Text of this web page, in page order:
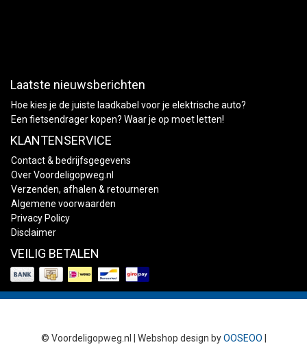
Laatste nieuwsberichten
Hoe kies je de juiste laadkabel voor je elektrische auto?
Een fietsendrager kopen? Waar je op moet letten!
KLANTENSERVICE
Contact & bedrijfsgegevens
Over Voordeligopweg.nl
Verzenden, afhalen & retourneren
Algemene voorwaarden
Privacy Policy
Disclaimer
VEILIG BETALEN
© Voordeligopweg.nl | Webshop design byOOSEOO